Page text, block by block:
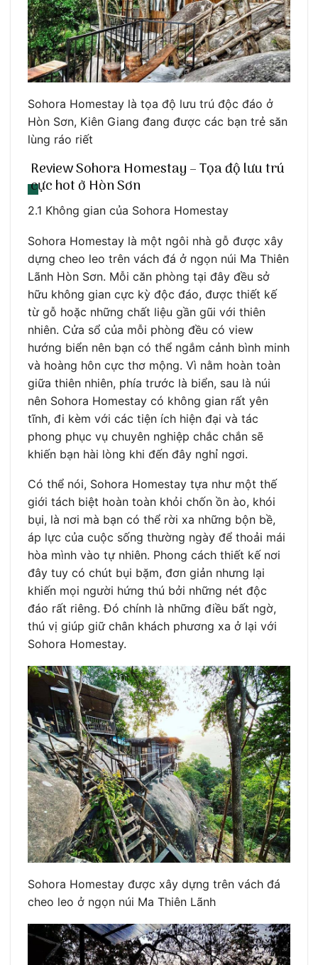
Sohora Homestay là tọa độ lưu trú độc đáo ở
Hòn Sơn, Kiên Giang đang được các bạn trẻ săn
lùng ráo riết
Review Sohora Homestay – Tọa độ lưu trú
cực hot ở Hòn Sơn
2.1 Không gian của Sohora Homestay
Sohora Homestay là một ngôi nhà gỗ được xây
dựng cheo leo trên vách đá ở ngọn núi Ma Thiên
Lãnh Hòn Sơn. Mỗi căn phòng tại đây đều sở
hữu không gian cực kỳ độc đáo, được thiết kế
từ gỗ hoặc những chất liệu gần gũi với thiên
nhiên. Cửa sổ của mỗi phòng đều có view
hướng biển nên bạn có thể ngắm cảnh bình minh
và hoàng hôn cực thơ mộng. Vì nằm hoàn toàn
giữa thiên nhiên, phía trước là biển, sau là núi
nên Sohora Homestay có không gian rất yên
tĩnh, đi kèm với các tiện ích hiện đại và tác
phong phục vụ chuyên nghiệp chắc chắn sẽ
khiến bạn hài lòng khi đến đây nghỉ ngơi.
Có thể nói, Sohora Homestay tựa như một thế
giới tách biệt hoàn toàn khỏi chốn ồn ào, khói
bụi, là nơi mà bạn có thể rời xa những bộn bề,
áp lực của cuộc sống thường ngày để thoải mái
hòa mình vào tự nhiên. Phong cách thiết kế nơi
đây tuy có chút bụi bặm, đơn giản nhưng lại
khiến mọi người hứng thú bởi những nét độc
đáo rất riêng. Đó chính là những điều bất ngờ,
thú vị giúp giữ chân khách phương xa ở lại với
Sohora Homestay.
Sohora Homestay được xây dựng trên vách đá
cheo leo ở ngọn núi Ma Thiên Lãnh